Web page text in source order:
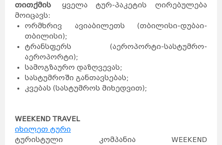
თითქმის ყველა ტურ-პაკეტის ღირებულება
მოიცავს:
ორმხრივ ავიაბილეთს (თბილისი-დუბაი-
თბილისი);
ტრანსფერს (აეროპორტი-სასტუმრო-
აეროპორტი);
სამოგზაურო დაზღვევას;
სასტუმროში განთავსებას;
კვებას (სასტუმროს მიხედვით);
WEEKEND TRAVEL
იხილეთ ტური
ტურისტული კომპანია WEEKEND